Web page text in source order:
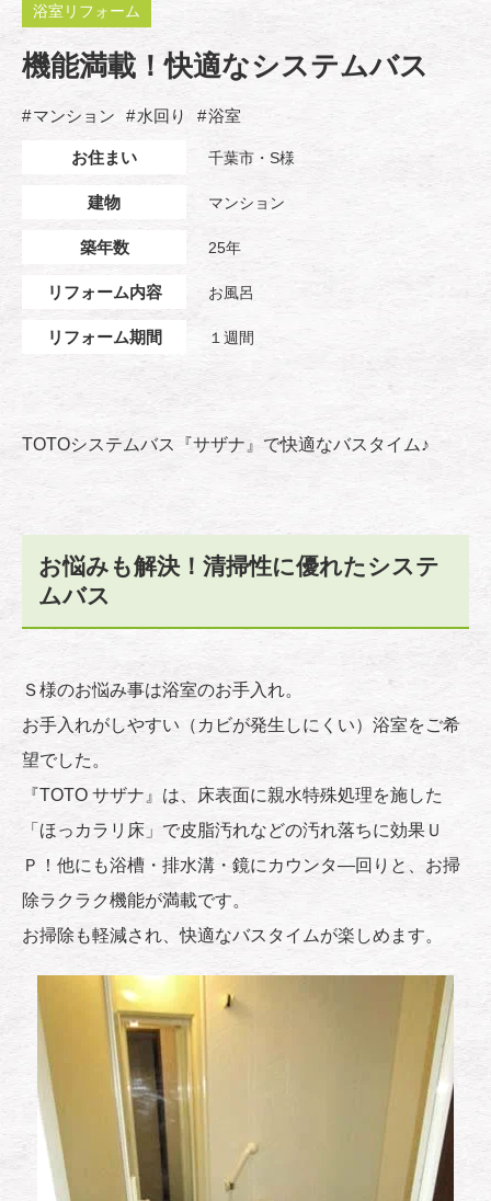
浴室リフォーム
機能満載！快適なシステムバス
マンション 水回り 浴室
お住まい 千葉市・S様
建物 マンション
築年数 25年
リフォーム内容 お風呂
リフォーム期間 １週間
TOTOシステムバス『サザナ』で快適なバスタイム♪
お悩みも解決！清掃性に優れたシステ
ムバス
Ｓ様のお悩み事は浴室のお手入れ。
お手入れがしやすい（カビが発生しにくい）浴室をご希
望でした。
『TOTO サザナ』は、床表面に親水特殊処理を施した
「ほっカラリ床」で皮脂汚れなどの汚れ落ちに効果Ｕ
Ｐ！他にも浴槽・排水溝・鏡にカウンタ―回りと、お掃
除ラクラク機能が満載です。
お掃除も軽減され、快適なバスタイムが楽しめます。